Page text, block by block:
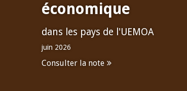
économique
dans les pays de l'UEMOA
juin 2026
Consulter la note